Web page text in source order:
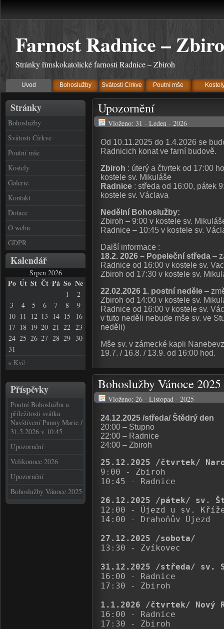
Farnost Radnice –
Stránky římskokatolické farnosti Radnice – Zbiroh
Uvod Bohoslužby Svátosti Církve Poutní mše
Stránky
Bohoslužby
Svátosti Církve
Poutní mše
Kostely
Galerie
Kontakt
Dotace
O webu
GDPR
Kalendář
Srpen 2026
Po Út St Čt Pá So Ne
1
2
3
4 5 6 7 8
9
10 11 12 13 14 15
16
17 18 19 20 21 22 23
24 25 26 27 28 29 30
31
« Kvě
Příspěvky
Poutní Bohoslužba u
příležitosti svátku
Navštívení Panny Marie /
31.5.2026 v 10:45
Upozornění
Velikonoce 2026
Upozornění
Bohoslužby Vánoce 2025
Upozornění
Vloženo: 31 - Leden - 2026
Od 10.11.2025 do 1.4.2026 se
Radnicich konat ve farní budově.
Zbiroh : úterý a čtvrtek od 17:00
kostele sv. Mikuláše
Radnice : středa od 16:00, pátek
kostele sv. Václava
Nedělní Bohoslužby:
Zbiroh – 9:00 v kostele sv.
Radnice – 10:45 v kostele sv.
Další informace :
18.2. 2026 – Popeleční středa –
Radnice od 16:00 v kostele sv.
Zbiroh od 17:30 v kostele sv.
22.02.2026 1. postní neděle –
Zbiroh od 14:00 v kostele sv.
Radnice od 16:00 v kostele sv.
v tuto neděli nebude mše sv. ve
neděli)
Mše sv. v zámecké kapli
19.7. / 16.8. / 13.9. od 16:00 hod.
Bohoslužby Vánoce 2025
Vloženo: 26 - Listopad - 2025
24.12.2025 /středa/ Štědrý den
20:00 – Stupno
22:00 – Radnice
24:00 – Zbiroh
25.12.2025 /čtvrtek/
9:00 - Zbiroh
10:45 - Radnice
26.12.2025 /pátek/ sv.
12:00 - Újezd u sv.
14:00 - Drahoňův Újezd
27.12.2025 /sobota/
13:30 - Zvíkovec
31.12.2025 /středa/ sv.
16:00 - Radnice
17:30 - Zbiroh
1.1.2026 /čtvrtek/ Nový
16:00 - Radnice
17:30 - Zbiroh